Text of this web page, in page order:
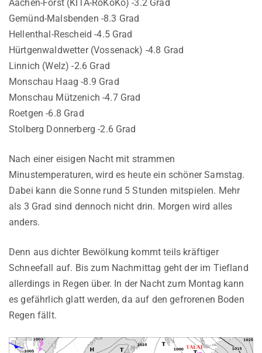
Aachen-Forst (KITA-RoKoKo) -3.2 Grad
Gemünd-Malsbenden -8.3 Grad
Hellenthal-Rescheid -4.5 Grad
Hürtgenwaldwetter (Vossenack) -4.8 Grad
Linnich (Welz) -2.6 Grad
Monschau Haag -8.9 Grad
Monschau Mützenich -4.7 Grad
Roetgen -6.8 Grad
Stolberg Donnerberg -2.6 Grad
Nach einer eisigen Nacht mit strammen
Minustemperaturen, wird es heute ein schöner Samstag.
Dabei kann die Sonne rund 5 Stunden mitspielen. Mehr
als 3 Grad sind dennoch nicht drin. Morgen wird alles
anders.
Denn aus dichter Bewölkung kommt teils kräftiger
Schneefall auf. Bis zum Nachmittag geht der im Tiefland
allerdings in Regen über. In der Nacht zum Montag kann
es gefährlich glatt werden, da auf den gefrorenen Boden
Regen fällt.